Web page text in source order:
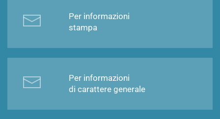
Per informazioni
stampa
Per informazioni
di carattere generale